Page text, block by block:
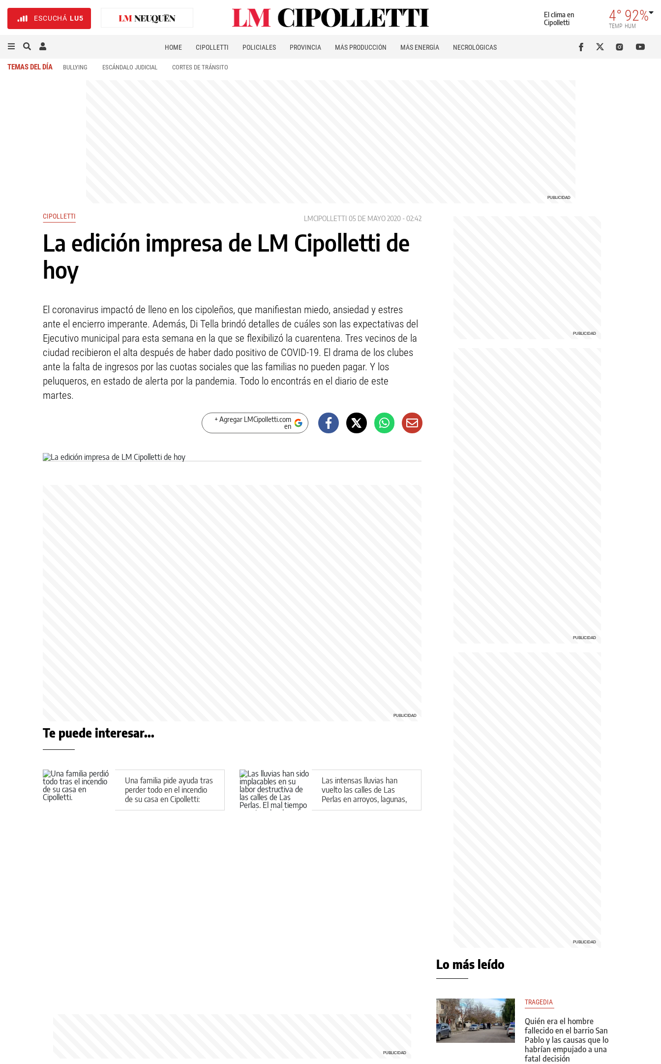
ESCUCHÁ LU5
El clima en
Cipolletti
4°
TEMP
92%
HUM
HOME CIPOLLETTI POLICIALES PROVINCIA MÁS PRODUCCIÓN MÁS ENERGÍA NECROLÓGICAS
TEMAS DEL DÍA BULLYING ESCÁNDALO JUDICIAL CORTES DE TRÁNSITO
CIPOLLETTI LMCIPOLLETTI 05 DE MAYO 2020 - 02:42
La edición impresa de LM Cipolletti de
hoy
El coronavirus impactó de lleno en los cipoleños, que manifiestan miedo, ansiedad y estres
ante el encierro imperante. Además, Di Tella brindó detalles de cuáles son las expectativas del
Ejecutivo municipal para esta semana en la que se flexibilizó la cuarentena. Tres vecinos de la
ciudad recibieron el alta después de haber dado positivo de COVID-19. El drama de los clubes
ante la falta de ingresos por las cuotas sociales que las familias no pueden pagar. Y los
peluqueros, en estado de alerta por la pandemia. Todo lo encontrás en el diario de este
martes.
+ Agregar LMCipolletti.com
en
Te puede interesar...
Una familia pide ayuda tras
perder todo en el incendio
de su casa en Cipolletti:
cómo colaborar
Las intensas lluvias han
vuelto las calles de Las
Perlas en arroyos, lagunas,
charcas y lodazales
Lo más leído
TRAGEDIA
Quién era el hombre
fallecido en el barrio San
Pablo y las causas que lo
habrían empujado a una
fatal decisión